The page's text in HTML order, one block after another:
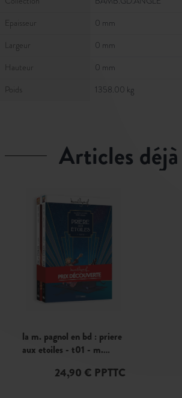
Epaisseur
0 mm
Largeur
0 mm
Hauteur
0 mm
Poids
1358.00 kg
articles
la m. pagnol en bd : priere
aux etoiles - t01 - m.
etoiles (la) - pack pro
24,90 € PPTTC